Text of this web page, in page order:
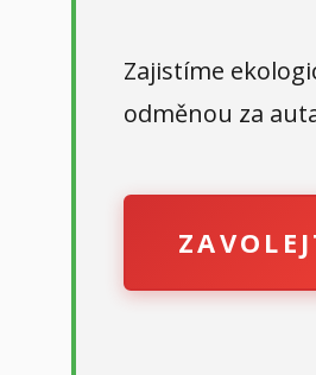
Zajistíme
odměnou za